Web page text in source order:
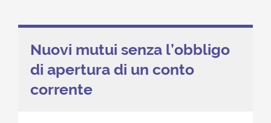
Nuovi mutui senza l’obbligo
di apertura di un conto
corrente